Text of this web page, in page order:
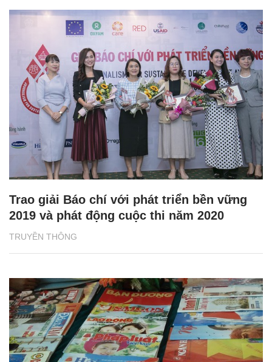
TRUYỀN THÔNG
Trao giải Báo chí với phát triển bền vững
2019 và phát động cuộc thi năm 2020